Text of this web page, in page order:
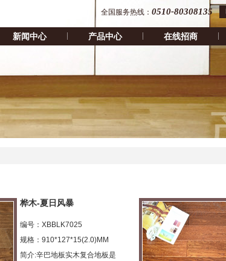
全国服务热线： 0510-80308135
新闻中心 产品中心 在线招商
桦木-夏日风暴
编号：XBBLK7025
规格：910*127*15(2.0)MM
简介:辛巴地板实木复合地板是